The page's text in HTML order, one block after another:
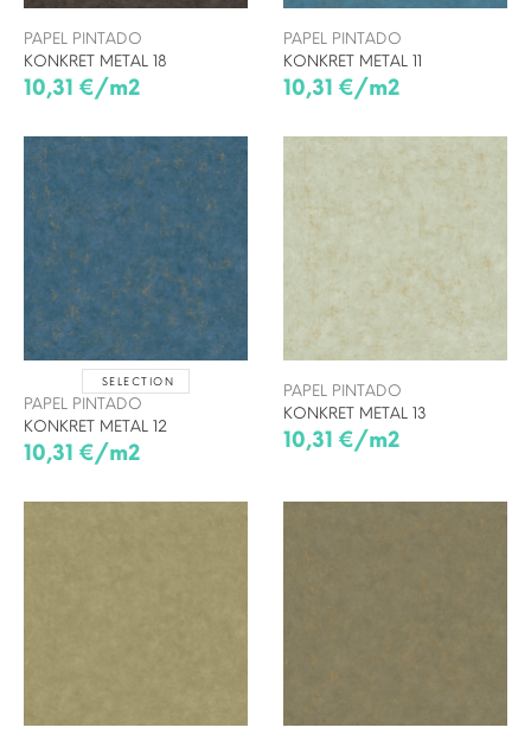
PAPEL PINTADO
KONKRET METAL 18
10,31 €/m2
PAPEL PINTADO
KONKRET METAL 11
10,31 €/m2
SELECTION
PAPEL PINTADO
KONKRET METAL 12
10,31 €/m2
PAPEL PINTADO
KONKRET METAL 13
10,31 €/m2